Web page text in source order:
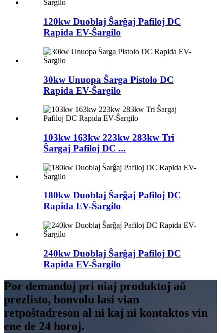
120kw Duoblaj Ŝarĝaj Pafiloj DC
Rapida EV-Ŝargilo
30kw Unuopa Ŝarga Pistolo DC
Rapida EV-Ŝargilo
103kw 163kw 223kw 283kw Tri
Ŝargaj Pafiloj DC ...
180kw Duoblaj Ŝarĝaj Pafiloj DC
Rapida EV-Ŝargilo
240kw Duoblaj Ŝarĝaj Pafiloj DC
Rapida EV-Ŝargilo
Por demandoj pri niaj produktoj aŭ
prezlisto, bonvolu lasi vian
retpoŝtadreson al ni kaj ni kontaktos vin
ene de 24 horoj.